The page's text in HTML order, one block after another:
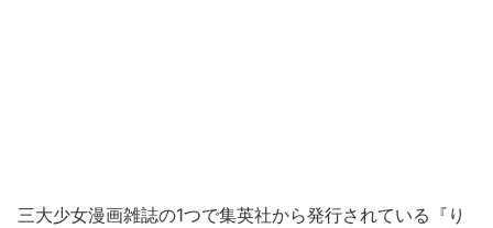
三大少女漫画雑誌の1つで集英社から発行されている『り